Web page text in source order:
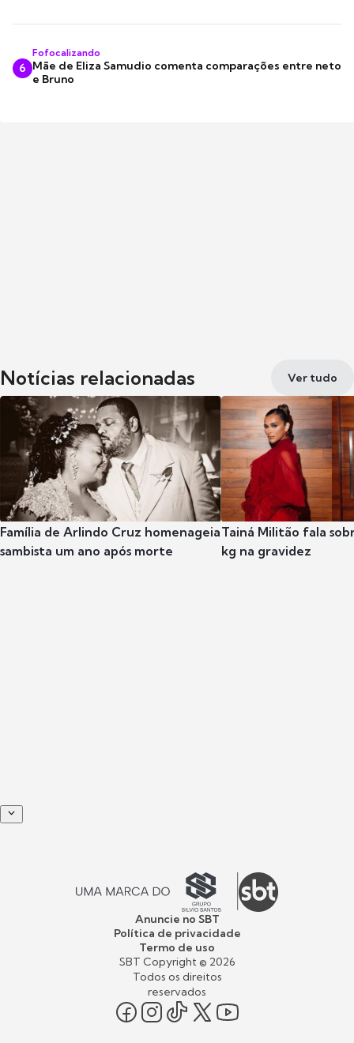
6
Fofocalizando
Mãe de Eliza Samudio comenta comparações entre neto
e Bruno
Notícias relacionadas Ver tudo
Família de Arlindo Cruz homenageia
sambista um ano após morte
Tainá Militão fala
kg na gravidez
Anuncie no SBT
Política de privacidade
Termo de uso
SBT Copyright © 2026
Todos os direitos
reservados